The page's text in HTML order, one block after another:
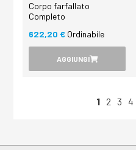
Corpo farfallato
Completo
622,20 € Ordinabile
AGGIUNGI
1 2 3 4